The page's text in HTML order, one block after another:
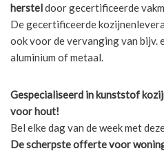
hersteldoor gecertificeerde
De gecertificeerde
ook voor de vervanging van bijv.
aluminium of metaal.
Gespecialiseerd in kunststof
voor hout!
Bel elke dag van de week met
De scherpsteofferte voor